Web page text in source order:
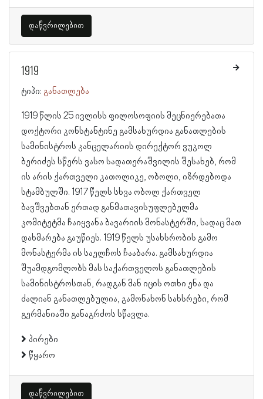
დაწვრილებით
1919
ტიპი: განათლება
1919 წლის 25 ივლისს ფილოსოფიის მეცნიერებათა
დოქტორი კონსტანტინე გამსახურდია განათლების
სამინისტროს კანცელარიის დირექტორ ვუკოლ
ბერიძეს სწერს ვასო სადათერაშვილის შესახებ, რომ
ის არის ქართველი კათოლიკე, ობოლი, იზრდებოდა
სტამბულში. 1917 წელს სხვა ობოლ ქართველ
ბავშვებთან ერთად განმათავისუფლებელმა
კომიტეტმა ჩაიყვანა ბავარიის მონასტერში, სადაც მათ
დახმარება გაუწიეს. 1919 წელს უსახსრობის გამო
მონასტერმა ის საელჩოს ჩააბარა. გამსახურდია
შუამდგომლობს მას საქართველოს განათლების
სამინისტროსთან, რადგან მან იცის ოთხი ენა და
ძალიან განათლებულია, გამონახონ სახსრები, რომ
გერმანიაში განაგრძოს სწავლა.
პირები
წყარო
დაწვრილებით